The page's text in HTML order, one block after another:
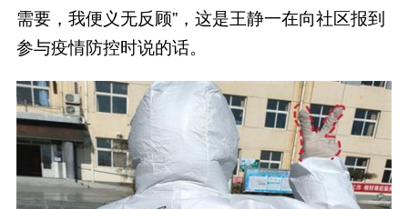
需要，我便义无反顾”，这是王静一在向社区报到
参与疫情防控时说的话。